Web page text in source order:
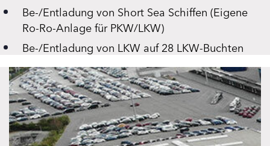
Be-/Entladung von Short Sea Schiffen (Eigene
Ro-Ro-Anlage für PKW/LKW)
Be-/Entladung von LKW auf 28 LKW-Buchten